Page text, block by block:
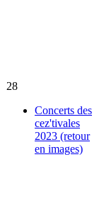
28
Concerts des
cez'tivales
2023 (retour
en images)